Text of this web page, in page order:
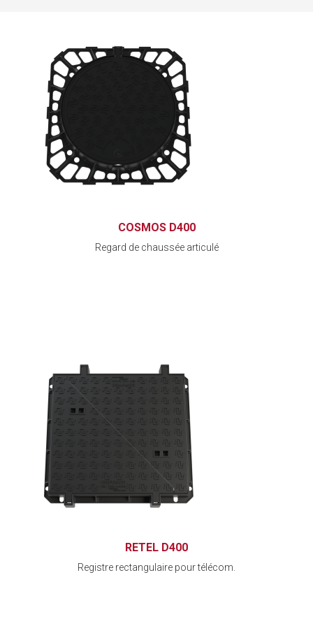
COSMOS D400
Regard de chaussée articulé
RETEL D400
Registre rectangulaire pour télécom.